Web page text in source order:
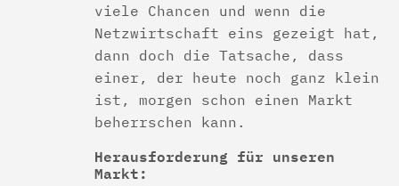
viele Chancen und wenn die
Netzwirtschaft eins gezeigt hat,
dann doch die Tatsache, dass
einer, der heute noch ganz klein
ist, morgen schon einen Markt
beherrschen kann.
Herausforderung für unseren
Markt: